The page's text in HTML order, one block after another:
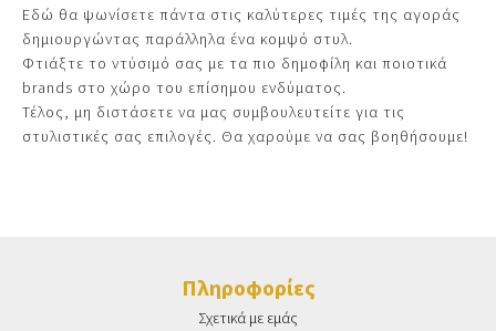
Εδώ θα ψωνίσετε πάντα στις καλύτερες τιμές της αγοράς
δημιουργώντας παράλληλα ένα κομψό στυλ.
Φτιάξτε το ντύσιμό σας με τα πιο δημοφίλη και ποιοτικά
brands στο χώρο του επίσημου ενδύματος.
Τέλος, μη διστάσετε να μας συμβουλευτείτε για τις
στυλιστικές σας επιλογές. Θα χαρούμε να σας βοηθήσουμε!
Πληροφορίες
Σχετικά με εμάς